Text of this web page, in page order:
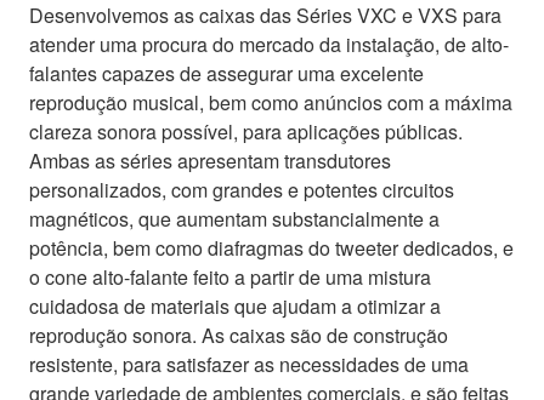
Desenvolvemos as caixas das Séries VXC e VXS para
atender uma procura do mercado da instalação, de alto-
falantes capazes de assegurar uma excelente
reprodução musical, bem como anúncios com a máxima
clareza sonora possível, para aplicações públicas.
Ambas as séries apresentam transdutores
personalizados, com grandes e potentes circuitos
magnéticos, que aumentam substancialmente a
potência, bem como diafragmas do tweeter dedicados, e
o cone alto-falante feito a partir de uma mistura
cuidadosa de materiais que ajudam a otimizar a
reprodução sonora. As caixas são de construção
resistente, para satisfazer as necessidades de uma
grande variedade de ambientes comerciais, e são feitas